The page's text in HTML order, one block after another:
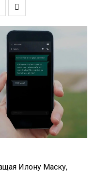
Илону Маску,